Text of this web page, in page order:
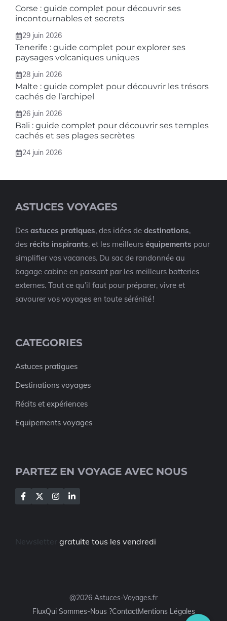
Corse : guide complet pour découvrir ses
incontournables et secrets
29 juin 2026
Tenerife : guide complet pour explorer ses
paysages volcaniques uniques
28 juin 2026
Malte : guide complet pour découvrir les trésors
cachés de l’archipel
26 juin 2026
Bali : guide complet pour découvrir ses temples
cachés et ses plages secrètes
24 juin 2026
ASTUCES VOYAGES
Des astuces pratiques, des idées de destinations,
des récits inspirants, et les meilleurs équipements pour
simplifier vos vacances. Du sac de randonnée au
bagage cabine en passant par les meilleurs batteries
externes. Tout ce qu’il faut pour préparer, vivre et
savourer vos voyages en toute sérénité !
CATEGORIES
Astuces pratigues
Destinations voyages
Récits et expériences
Equipements voyages
PARTEZ EN VOYAGE AVEC NOUS
Newsletter gratuite tous les vendredi
@2026 Astuces-Voyages.fr
FluxQui Sommes-Nous ?ContactMentions Légales